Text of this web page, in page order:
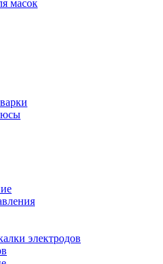
масок
электродов